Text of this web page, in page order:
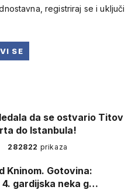
registriraj se i uključi
SE
da se ostvario Titov
do Istanbula!
282822 prikaza
4. gardijska neka g…